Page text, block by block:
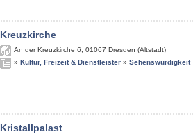
Kreuzkirche
An der Kreuzkirche 6 01067 Dresden (Altstadt)
» Kultur, Freizeit & Dienstleister » Sehenswürdigkeit
Kristallpalast